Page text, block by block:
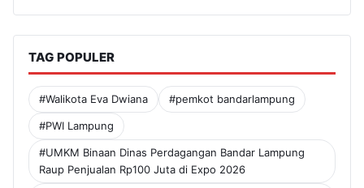
TAG POPULER
#Walikota Eva Dwiana #pemkot bandarlampung
#PWI Lampung
#UMKM Binaan Dinas Perdagangan Bandar Lampung
Raup Penjualan Rp100 Juta di Expo 2026